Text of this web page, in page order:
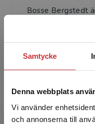
Samtycke
Denna webbplats
Vi använder
och annonserna till
Bosse Bergstedt
Høgskolen I
undervisar i
metod, pedag...